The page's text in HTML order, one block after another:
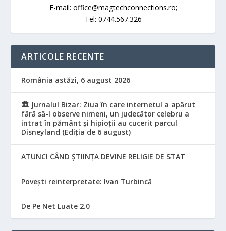
E-mail: office@magtechconnections.ro;
Tel: 0744.567.326
ARTICOLE RECENTE
România astăzi, 6 august 2026
🏛️ Jurnalul Bizar: Ziua în care internetul a apărut
fără să-l observe nimeni, un judecător celebru a
intrat în pământ și hipioții au cucerit parcul
Disneyland (Ediția de 6 august)
ATUNCI CÂND ȘTIINȚA DEVINE RELIGIE DE STAT
Povești reinterpretate: Ivan Turbincă
De Pe Net Luate 2.0